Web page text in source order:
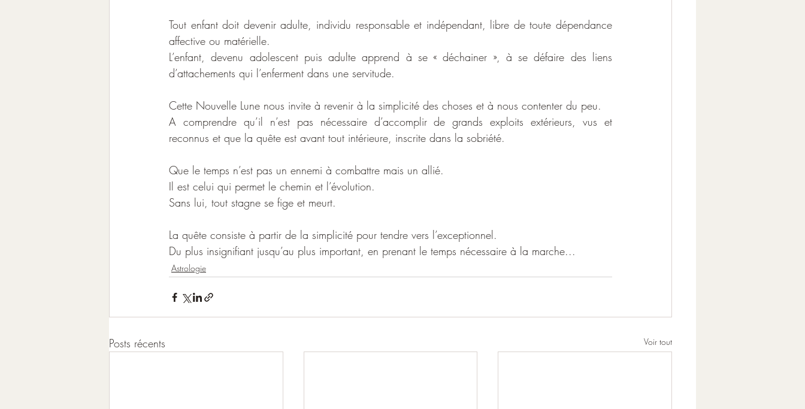
Tout enfant doit devenir adulte, individu responsable et indépendant, libre de toute dépendance
affective ou matérielle.
L’enfant, devenu adolescent puis adulte apprend à se « déchainer », à se défaire des liens
d’attachements qui l’enferment dans une servitude.
Cette Nouvelle Lune nous invite à revenir à la simplicité des choses et à nous contenter du peu.
A comprendre qu’il n’est pas nécessaire d’accomplir de grands exploits extérieurs, vus et
reconnus et que la quête est avant tout intérieure, inscrite dans la sobriété.
Que le temps n’est pas un ennemi à combattre mais un allié.
Il est celui qui permet le chemin et l’évolution.
Sans lui, tout stagne se fige et meurt.
La quête consiste à partir de la simplicité pour tendre vers l’exceptionnel.
Du plus insignifiant jusqu’au plus important, en prenant le temps nécessaire à la marche...
Astrologie
Posts récents Voir tout